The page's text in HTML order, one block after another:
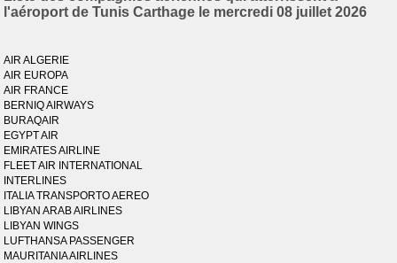
l'aéroport de Tunis Carthage le mercredi 08 juillet 2026
AIR ALGERIE
AIR EUROPA
AIR FRANCE
BERNIQ AIRWAYS
BURAQAIR
EGYPT AIR
EMIRATES AIRLINE
FLEET AIR INTERNATIONAL
INTERLINES
ITALIA TRANSPORTO AEREO
LIBYAN ARAB AIRLINES
LIBYAN WINGS
LUFTHANSA PASSENGER
MAURITANIA AIRLINES